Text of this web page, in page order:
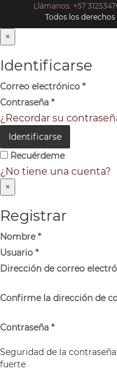
Llámanos: +57
Todos los
×
Identificarse
Correo electrónico *
Contraseña *
¿Recordar su
Identificarse
Recuérdeme
¿No tiene una cuenta?
×
Registrar
Nombre*
Usuario *
Dirección de correo
Confirme la dirección de
Contraseña *
Seguridad de la contraseña:
fuerte